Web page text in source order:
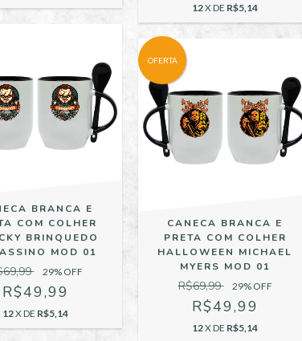
12X DE R$5,14
BRANCA E
COM COLHER
BRINQUEDO
MOD 01
29% OFF
R$49,99
12X DE R$5,14
OFERTA
CANECA BRANCA E
PRETA COM COLHER
HALLOWEEN MICHAEL
MYERS MOD 01
R$69,99 29% OFF
R$49,99
12X DE R$5,14